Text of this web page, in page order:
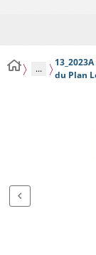
...
du Plan